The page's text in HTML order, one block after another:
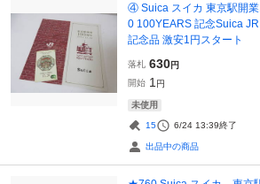
④ Suica スイカ 東京駅開
0 100YEARS 記念Suica
記念品 激安1円スタート
落札 630円
開始 1 円
未使用
15 6/24 13:39終了
出品中の商品